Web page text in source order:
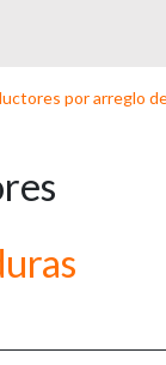
por arreglo